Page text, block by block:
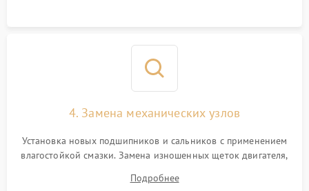
4. Замена механических узлов
Установка новых подшипников и сальников с применением
влагостойкой смазки. Замена изношенных щеток двигателя,
или поврежденной резиновой манжеты.
Подробнее